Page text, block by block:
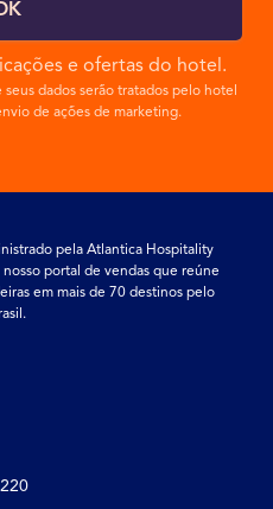
e ofertas do hotel.
dados serão tratados pelo hotel
de ações de marketing.
pela Atlantica Hospitality
portal de vendas que reúne
em mais de 70 destinos pelo